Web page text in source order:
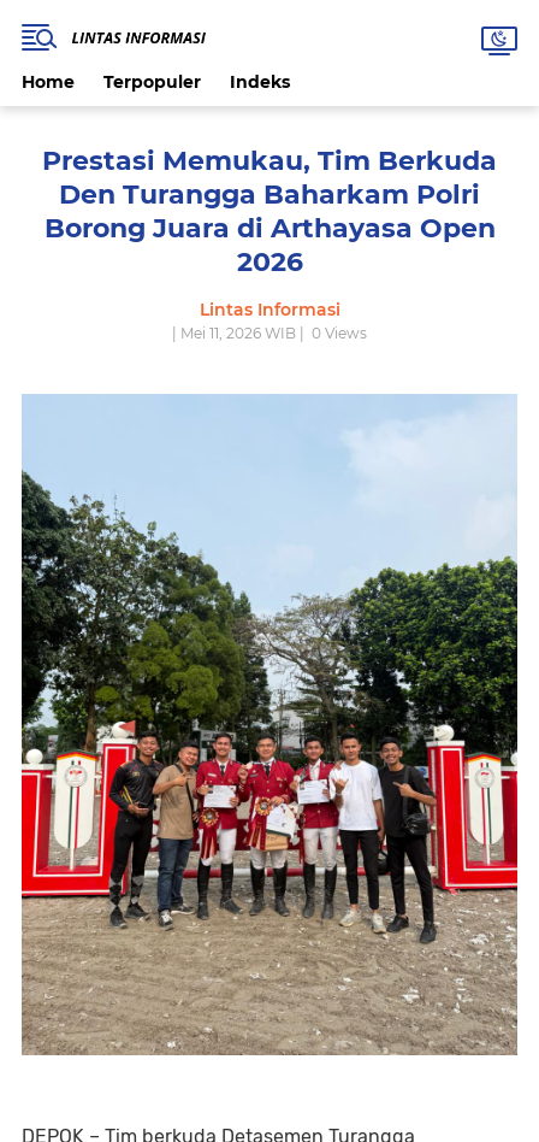
Home Terpopuler Indeks
Prestasi Memukau, Tim Berkuda
Den Turangga Baharkam Polri
Borong Juara di Arthayasa Open
2026
Lintas Informasi
| Mei 11, 2026 WIB | 0 Views
DEPOK – Tim berkuda Detasemen Turangga